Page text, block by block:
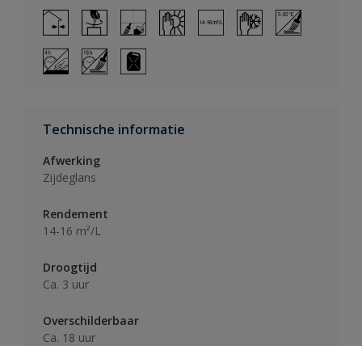
Technische informatie
Afwerking
Zijdeglans
Rendement
14-16 m²/L
Droogtijd
Ca. 3 uur
Overschilderbaar
Ca. 18 uur